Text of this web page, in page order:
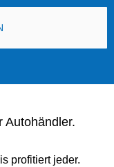
Autohändler.
profitiert jeder.